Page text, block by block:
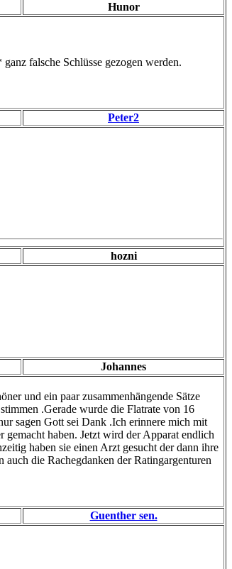
Hunor
falsche Schlüsse gezogen werden.
Peter2
hozni
Johannes
und ein paar zusammenhängende Sätze
.Gerade wurde die Flatrate von 16
sagen Gott sei Dank .Ich erinnere mich mit
haben. Jetzt wird der Apparat endlich
haben sie einen Arzt gesucht der dann ihre
die Rachegdanken der Ratingargenturen
Guenther sen.